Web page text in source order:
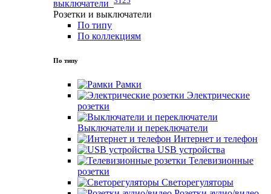
выключатели
Розетки и выключатели
По типу
По коллекциям
По типу
Рамки
Электрические
розетки
Выключатели и переключатели
Интернет и телефон
USB устройства
Телевизионные
розетки
Светорегуляторы